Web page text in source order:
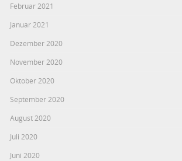
Februar 2021
Januar 2021
Dezember 2020
November 2020
Oktober 2020
September 2020
August 2020
Juli 2020
Juni 2020